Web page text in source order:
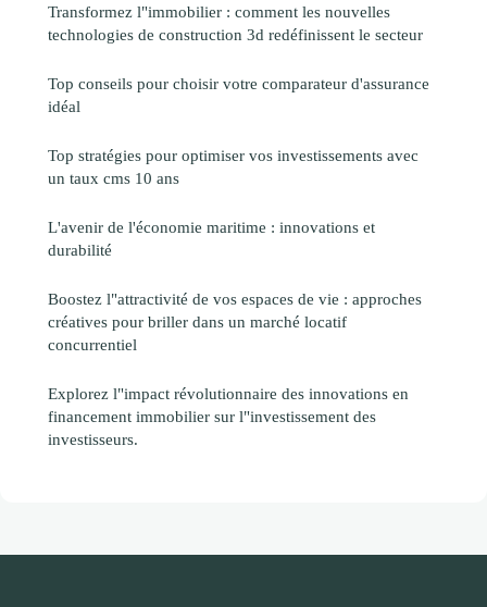
Transformez l"immobilier : comment les nouvelles
technologies de construction 3d redéfinissent le secteur
Top conseils pour choisir votre comparateur d'assurance
idéal
Top stratégies pour optimiser vos investissements avec
un taux cms 10 ans
L'avenir de l'économie maritime : innovations et
durabilité
Boostez l"attractivité de vos espaces de vie : approches
créatives pour briller dans un marché locatif
concurrentiel
Explorez l"impact révolutionnaire des innovations en
financement immobilier sur l"investissement des
investisseurs.